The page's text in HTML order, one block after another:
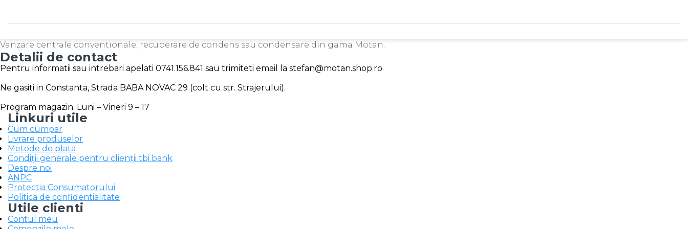
Vanzare centrale conventionale, recuperare de condens sau condensare din gama Motan.
Detalii de contact
Pentru informatii sau intrebari apelati 0741.156.841 sau trimiteti email la stefan@motan.shop.ro
Ne gasiti in Constanta, Strada BABA NOVAC 29 (colt cu str. Strajerului).
Program magazin: Luni – Vineri 9 – 17
Linkuri utile
Cum cumpar
Livrare produselor
Metode de plata
Condiții generale pentru clienții tbi bank
Despre noi
ANPC
Protectia Consumatorului
Politica de confidentialitate
Utile clienti
Contul meu